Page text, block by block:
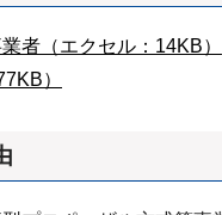
者（エクセル：14KB）
）